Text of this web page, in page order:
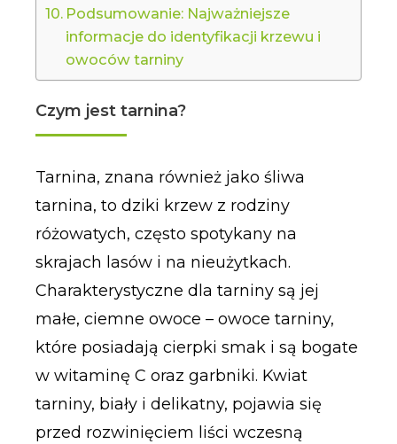
Podsumowanie: Najważniejsze
informacje do identyfikacji krzewu i
owoców tarniny
Czym jest tarnina?
Tarnina, znana również jako śliwa
tarnina, to dziki krzew z rodziny
różowatych, często spotykany na
skrajach lasów i na nieużytkach.
Charakterystyczne dla tarniny są jej
małe, ciemne owoce – owoce tarniny,
które posiadają cierpki smak i są bogate
w witaminę C oraz garbniki. Kwiat
tarniny, biały i delikatny, pojawia się
przed rozwinięciem liści wczesną